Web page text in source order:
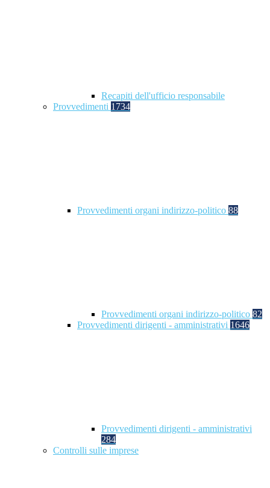
Recapiti dell'ufficio responsabile
Provvedimenti 1734
Provvedimenti organi indirizzo-politico 88
Provvedimenti organi indirizzo-politico 82
Provvedimenti dirigenti - amministrativi 1646
Provvedimenti dirigenti - amministrativi
284
Controlli sulle imprese